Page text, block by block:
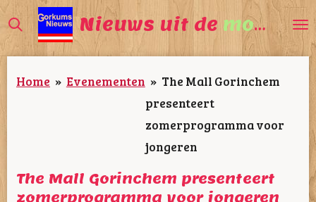
Ga
direct
naar
de
Nieuws uit de mooiste
Home » Evenementen » The Mall Gorinchem
presenteert
zomerprogramma voor
jongeren
The Mall Gorinchem presenteert
zomerprogramma voor jongeren